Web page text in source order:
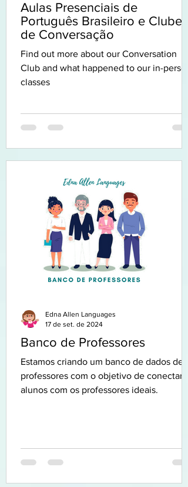
Aulas Presenciais de
Português Brasileiro e Clube
de Conversação
Find out more about our Conversation
Club and what happened to our in-person
classes
Banco de Professores
Estamos criando um banco de dados de
professores com o objetivo de conectar
alunos com os professores ideais.
Edna Allen Languages
17 de set. de 2024